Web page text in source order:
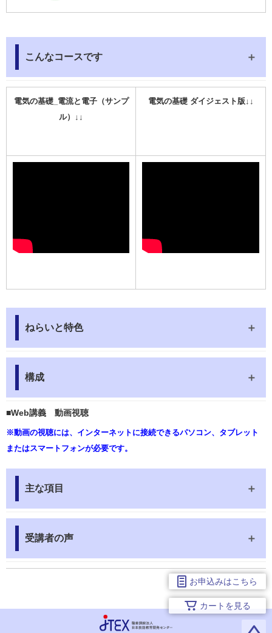
こんなコースです
電気の基礎_電流と電子（サンプ
ル）↓↓
電気の基礎 ダイジェスト版↓↓
ねらいと特色
構成
■Web講義 動画視聴
※動画の視聴には、インターネットに接続できるパソコン、タブレット
またはスマートフォンが必要です。
主な項目
受講者の声
カートを見る
お申込みはこちら